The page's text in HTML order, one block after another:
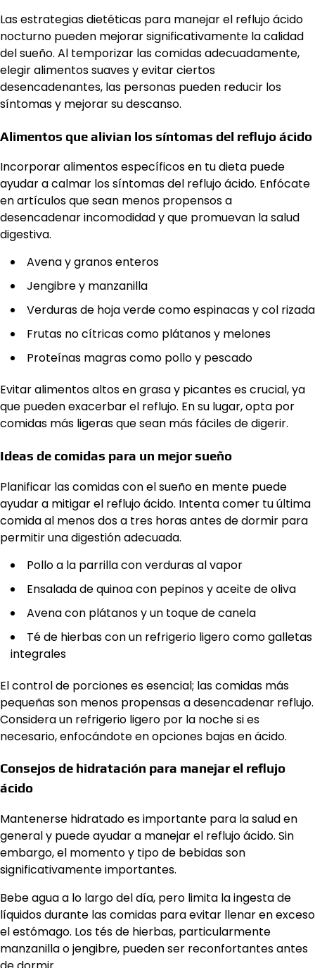
Las estrategias dietéticas para manejar el reflujo ácido
nocturno pueden mejorar significativamente la calidad
del sueño. Al temporizar las comidas adecuadamente,
elegir alimentos suaves y evitar ciertos
desencadenantes, las personas pueden reducir los
síntomas y mejorar su descanso.
Alimentos que alivian los síntomas del reflujo ácido
Incorporar alimentos específicos en tu dieta puede
ayudar a calmar los síntomas del reflujo ácido. Enfócate
en artículos que sean menos propensos a
desencadenar incomodidad y que promuevan la salud
digestiva.
Avena y granos enteros
Jengibre y manzanilla
Verduras de hoja verde como espinacas y col rizada
Frutas no cítricas como plátanos y melones
Proteínas magras como pollo y pescado
Evitar alimentos altos en grasa y picantes es crucial, ya
que pueden exacerbar el reflujo. En su lugar, opta por
comidas más ligeras que sean más fáciles de digerir.
Ideas de comidas para un mejor sueño
Planificar las comidas con el sueño en mente puede
ayudar a mitigar el reflujo ácido. Intenta comer tu última
comida al menos dos a tres horas antes de dormir para
permitir una digestión adecuada.
Pollo a la parrilla con verduras al vapor
Ensalada de quinoa con pepinos y aceite de oliva
Avena con plátanos y un toque de canela
Té de hierbas con un refrigerio ligero como galletas
integrales
El control de porciones es esencial; las comidas más
pequeñas son menos propensas a desencadenar reflujo.
Considera un refrigerio ligero por la noche si es
necesario, enfocándote en opciones bajas en ácido.
Consejos de hidratación para manejar el reflujo
ácido
Mantenerse hidratado es importante para la salud en
general y puede ayudar a manejar el reflujo ácido. Sin
embargo, el momento y tipo de bebidas son
significativamente importantes.
Bebe agua a lo largo del día, pero limita la ingesta de
líquidos durante las comidas para evitar llenar en exceso
el estómago. Los tés de hierbas, particularmente
manzanilla o jengibre, pueden ser reconfortantes antes